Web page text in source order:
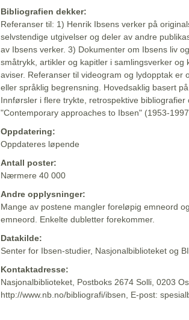
Bibliografien dekker:
Referanser til: 1) Henrik Ibsens verker på
selvstendige utgivelser og deler av andre
av Ibsens verker. 3) Dokumenter om Ibsens liv
småtrykk, artikler og kapitler i samlingsverker og
aviser. Referanser til videogram og lydopptak er
eller språklig begrensning. Hovedsaklig basert
Innførsler i flere trykte, retrospektive
"Contemporary approaches to Ibsen" (1953-
Oppdatering:
Oppdateres løpende
Antall poster:
Nærmere 40 000
Andre opplysninger:
Mange av postene mangler foreløpig emneord
emneord. Enkelte dubletter forekommer.
Datakilde:
Senter for Ibsen-studier, Nasjonalbiblioteket og
Kontaktadresse:
Nasjonalbiblioteket, Postboks 2674 Solli, 0203
http://www.nb.no/bibliografi/ibsen, E-post: